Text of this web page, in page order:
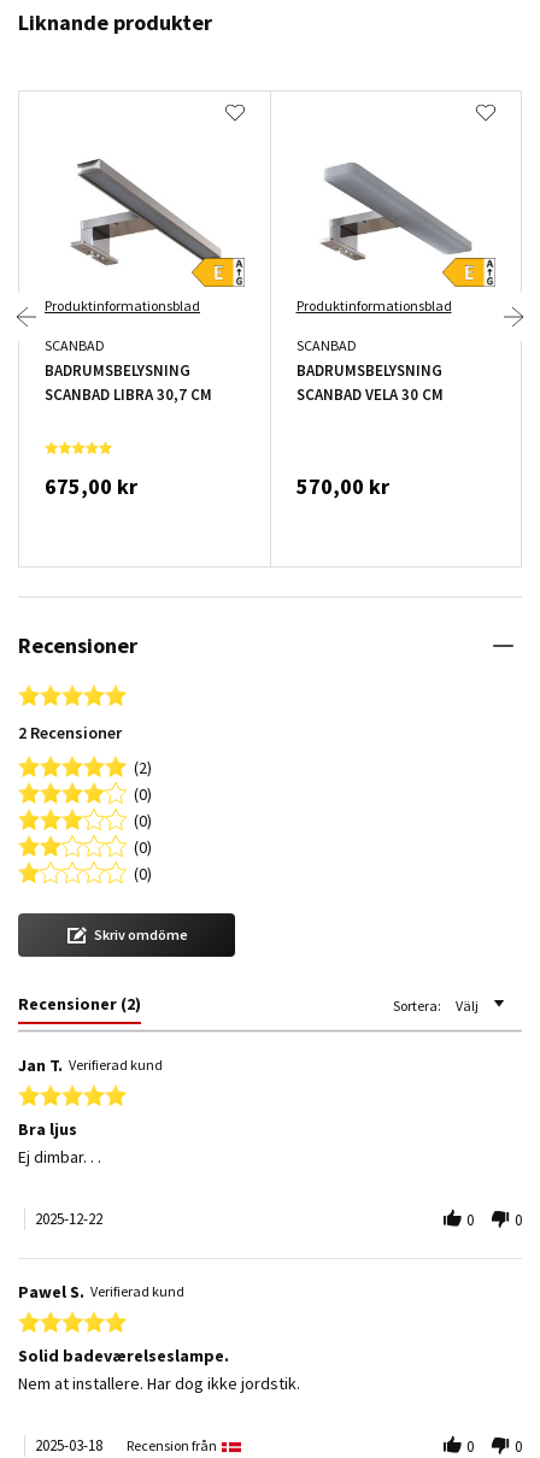
Liknande produkter
Produktinformationsblad
SCANBAD
BADRUMSBELYSNING
SCANBAD LIBRA 30,7 CM
675,00 kr
Produktinformationsblad
SCANBAD
BADRUMSBELYSNING
SCANBAD VELA 30 CM
570,00 kr
Recensioner
5.0 star rating
2 Recensioner
(2)
(0)
(0)
(0)
(0)
Skriv omdöme
Recensioner (2) Sortera: Välj
Jan T. Verifierad kund
5.0 star rating
Bra ljus
Review by Jan T. on 22 Dec 2025
review stating Bra ljus
Ej dimbar. . .
2025-12-22 0 0
Pawel S. Verifierad kund
5.0 star rating
Solid badeværelseslampe.
Review by Pawel S. on 18 Mar 2025
review stating Solid badeværelseslampe.
Nem at installere. Har dog ikke jordstik.
2025-03-18 Recension från 0 0